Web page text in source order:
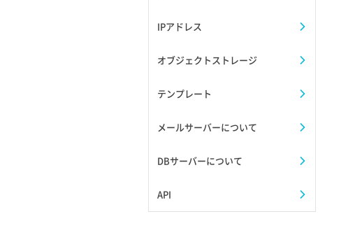
IPアドレス
オブジェクトストレージ
テンプレート
メールサーバーについて
DBサーバーについて
API